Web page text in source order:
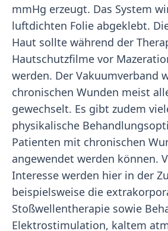
mmHg erzeugt. Das System
luftdichten Folie abgeklebt.
Haut sollte während der
Hautschutzfilme vor
werden. Der Vakuumverband
chronischen Wunden meist
gewechselt. Es gibt zudem
physikalische
Patienten mit chronischen
angewendet werden können.
Interesse werden hier in der
beispielsweise die
Stoßwellentherapie sowie
Elektrostimulation, kaltem